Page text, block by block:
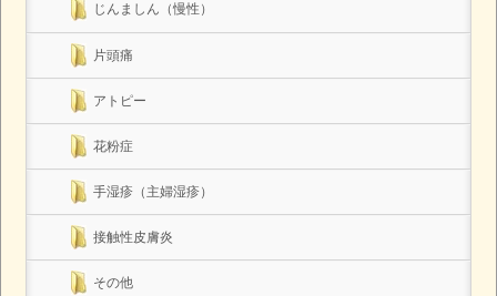
じんましん（慢性）
片頭痛
アトピー
花粉症
手湿疹（主婦湿疹）
接触性皮膚炎
その他